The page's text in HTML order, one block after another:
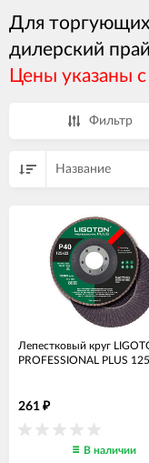
Для
дилерский
Цены указаны
Фильтр
Название
Лепестковый круг
PROFESSIONAL PLUS
261 ₽
В наличии